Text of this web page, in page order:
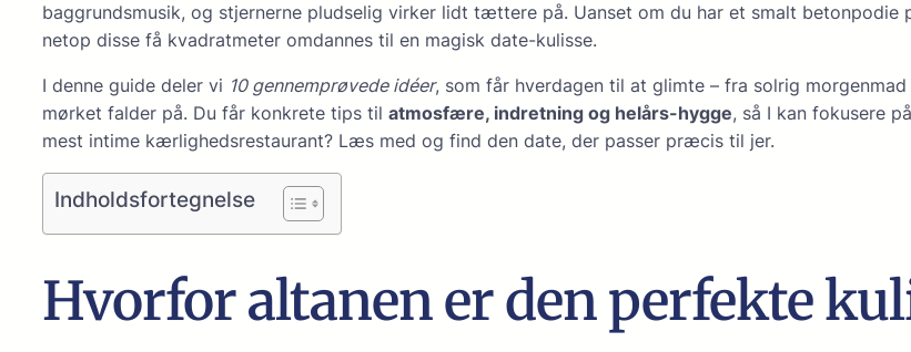
baggrundsmusik, og stjernerne pludselig virker lidt tættere på. Uanset om du har et smalt betonpodie
netop disse få kvadratmeter omdannes til en magisk date-kulisse.
I denne guide deler vi 10 gennemprøvede idéer, som får hverdagen til at glimte – fra solrig
mørket falder på. Du får konkrete tips til atmosfære, indretning og helårs-hygge, så I kan fokusere
mest intime kærlighedsrestaurant? Læs med og find den date, der passer præcis til jer.
Indholdsfortegnelse
Hvorfor altanen er den perfekte